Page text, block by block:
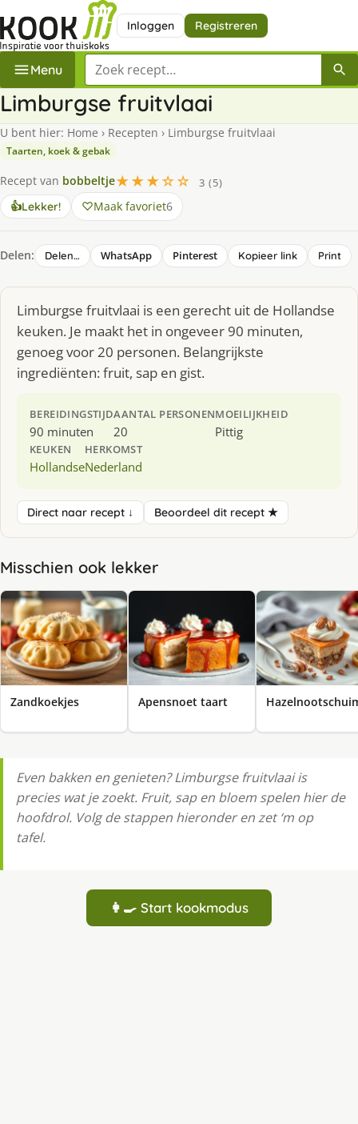
Inloggen Registreren
Menu Zoek een recept
Limburgse fruitvlaai
U bent hier: Home › Recepten › Limburgse fruitvlaai
Taarten, koek & gebak
Recept van bobbeltje★★★☆☆
3 (5)
👍Lekker! Maak favoriet6
Delen: Delen… WhatsApp Pinterest Kopieer link Print
Limburgse fruitvlaai is een gerecht uit de Hollandse
keuken. Je maakt het in ongeveer 90 minuten,
genoeg voor 20 personen. Belangrijkste
ingrediënten: fruit, sap en gist.
BEREIDINGSTIJD
90 minuten
AANTAL PERSONEN
20
MOEILIJKHEID
Pittig
KEUKEN
Hollandse
HERKOMST
Nederland
Direct naar recept ↓ Beoordeel dit recept ★
Misschien ook lekker
Zandkoekjes Apensnoet taart
Even bakken en genieten? Limburgse fruitvlaai is
precies wat je zoekt. Fruit, sap en bloem spelen hier de
hoofdrol. Volg de stappen hieronder en zet ‘m op
tafel.
👩‍🍳 Start kookmodus